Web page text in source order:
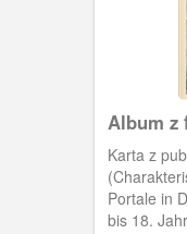
Album z
Kuhna
Karta z
Portale in
bis 18.